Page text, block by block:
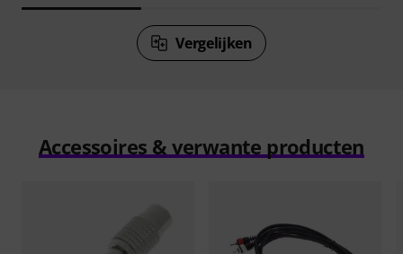
Vergelijken
Accessoires & verwante producten